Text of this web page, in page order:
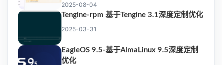
2025-08-04
Tengine-rpm 基于Tengine 3.1深度定制优化
2025-03-31
EagleOS 9.5-基于AlmaLinux 9.5深度定制
优化